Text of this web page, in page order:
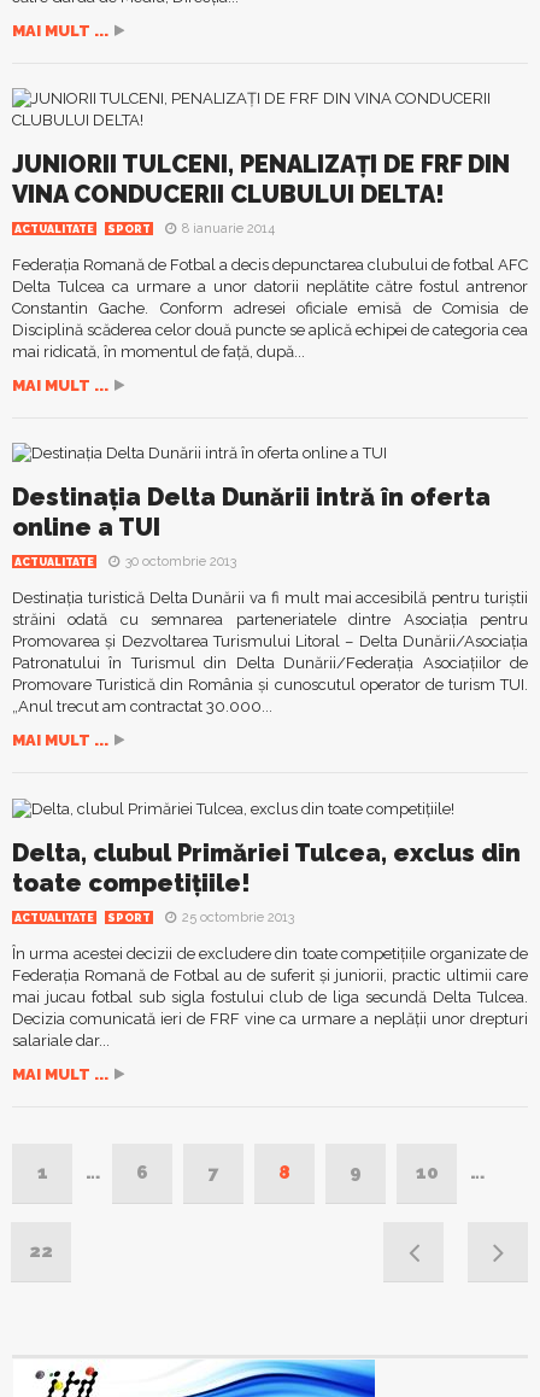
MAI MULT ...
JUNIORII TULCENI, PENALIZAŢI DE FRF DIN
VINA CONDUCERII CLUBULUI DELTA!
ACTUALITATE SPORT 8 ianuarie 2014
Federaţia Romană de Fotbal a decis depunctarea clubului de fotbal AFC
Delta Tulcea ca urmare a unor datorii neplătite către fostul antrenor
Constantin Gache. Conform adresei oficiale emisă de Comisia de
Disciplină scăderea celor două puncte se aplică echipei de categoria cea
mai ridicată, în momentul de faţă, după...
MAI MULT ...
Destinaţia Delta Dunării intră în oferta
online a TUI
ACTUALITATE 30 octombrie 2013
Destinaţia turistică Delta Dunării va fi mult mai accesibilă pentru turiştii
străini odată cu semnarea parteneriatele dintre Asociaţia pentru
Promovarea şi Dezvoltarea Turismului Litoral – Delta Dunării/Asociaţia
Patronatului în Turismul din Delta Dunării/Federaţia Asociaţiilor de
Promovare Turistică din România şi cunoscutul operator de turism TUI.
„Anul trecut am contractat 30.000...
MAI MULT ...
Delta, clubul Primăriei Tulcea, exclus din
toate competiţiile!
ACTUALITATE SPORT 25 octombrie 2013
În urma acestei decizii de excludere din toate competiţiile organizate de
Federaţia Romană de Fotbal au de suferit şi juniorii, practic ultimii care
mai jucau fotbal sub sigla fostului club de liga secundă Delta Tulcea.
Decizia comunicată ieri de FRF vine ca urmare a neplăţii unor drepturi
salariale dar...
MAI MULT ...
1 … 6 7 8 9 10 …
22